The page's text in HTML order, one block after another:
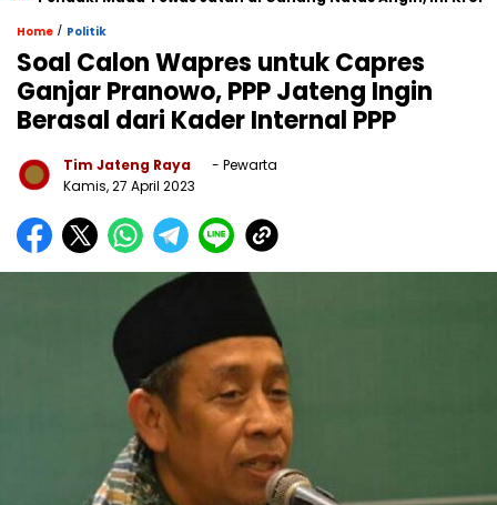
Home / Politik
Soal Calon Wapres untuk Capres
Ganjar Pranowo, PPP Jateng Ingin
Berasal dari Kader Internal PPP
Tim Jateng Raya
- Pewarta
Kamis, 27 April 2023